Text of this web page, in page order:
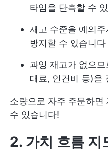
타임을 단축할 수
재고 수준을 예의
방지할 수 있습니다
과잉 재고가 없으
대료, 인건비 등)을
소량으로 자주 주문하면
수 있습니다!
2. 가치 흐름 지